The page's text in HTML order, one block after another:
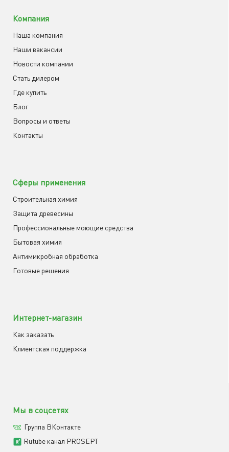
Компания
Наша компания
Наши вакансии
Новости компании
Cтать дилером
Где купить
Блог
Вопросы и ответы
Контакты
Сферы применения
Строительная химия
Защита древесины
Профессиональные моющие средства
Бытовая химия
Антимикробная обработка
Готовые решения
Интернет-магазин
Как заказать
Клиентская поддержка
Мы в соцсетях
Группа ВКонтакте
Rutube канал PROSEPT